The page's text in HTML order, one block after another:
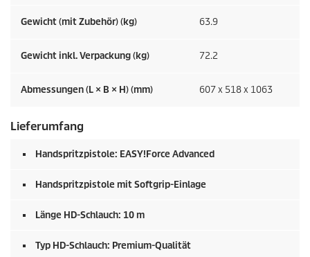
Gewicht (mit Zubehör) (kg) 63.9
Gewicht inkl. Verpackung (kg) 72.2
Abmessungen (L × B × H) (mm) 607 x 518 x 1063
Lieferumfang
Handspritzpistole: EASY!Force Advanced
Handspritzpistole mit Softgrip-Einlage
Länge HD-Schlauch: 10 m
Typ HD-Schlauch: Premium-Qualität